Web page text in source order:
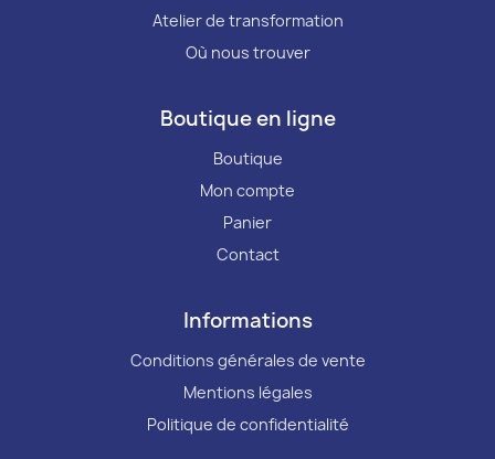
Atelier de transformation
Où nous trouver
Boutique en ligne
Boutique
Mon compte
Panier
Contact
Informations
Conditions générales de vente
Mentions légales
Politique de confidentialité